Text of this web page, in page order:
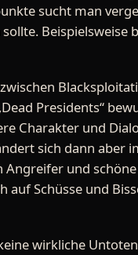
sucht man
Presidents“
Charakter und
sich dann aber
und
auf Schüsse und
wirkliche